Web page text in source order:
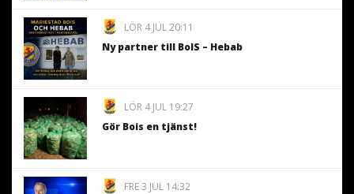
LÖR 4 JUL 20:11
Ny partner till BoIS – Hebab
LÖR 4 JUL 19:27
Gör Bois en tjänst!
FRE 3 JUL 14:32